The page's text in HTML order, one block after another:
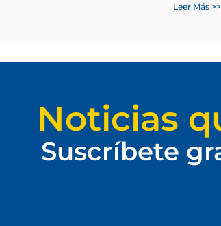
Leer Más >>
Noticias
Suscríbete